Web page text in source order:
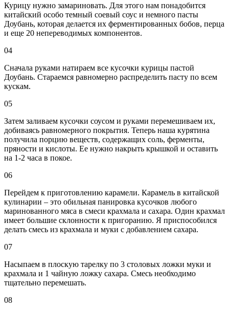
Курицу нужно замариновать. Для этого нам понадобится
китайский особо темный соевый соус и немного пасты
Доубань, которая делается их ферментированных бобов, перца
и еще 20 непереводимых компонентов.
04
Сначала руками натираем все кусочки курицы пастой
Доубань. Стараемся равномерно распределить пасту по всем
кускам.
05
Затем заливаем кусочки соусом и руками перемешиваем их,
добиваясь равномерного покрытия. Теперь наша курятина
получила порцию веществ, содержащих соль, ферменты,
пряности и кислоты. Ее нужно накрыть крышкой и оставить
на 1-2 часа в покое.
06
Перейдем к приготовлению карамели. Карамель в китайской
кулинарии – это обильная панировка кусочков любого
маринованного мяса в смеси крахмала и сахара. Один крахмал
имеет большие склонности к пригоранию. Я приспособился
делать смесь из крахмала и муки с добавлением сахара.
07
Насыпаем в плоскую тарелку по 3 столовых ложки муки и
крахмала и 1 чайную ложку сахара. Смесь необходимо
тщательно перемешать.
08